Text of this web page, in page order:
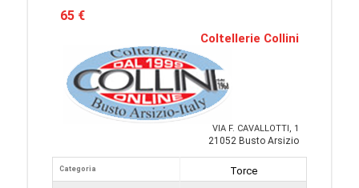
65 €
Coltellerie Collini
VIA F. CAVALLOTTI, 1
21052 Busto Arsizio
Categoria
Torce